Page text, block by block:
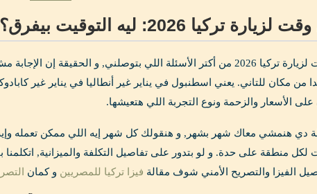
تركيا 2026: ليه التوقيت بيفرق؟
أفضل وقت لزيارة تركيا 2026 من أكتر الأسئلة اللي بتوصلني, و
من مكان للتاني. يعني اسطنبول في يناير غير أنطاليا في يناير غير
الأسعار والزحمة ونوع التجربة اللي هتعيشها.
دي هنمشي معاك شهر بشهر, و هنقولك كل شهر إيه اللي ممكن تعمله
لكل منطقة على حدة. و لو بتدور على تفاصيل التكلفة والميزانية, اتكلمنا
الفيزا والتصريح الأمني شوف مقالة فيزا تركيا للمصريين و كمان